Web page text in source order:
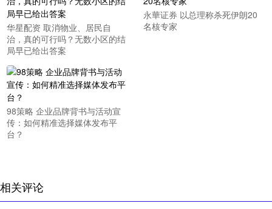
华星配资 取消物业、居民自
治，真的可行吗？无数小区的结
局早已给出答案
永華证券 以总理称杀死伊朗20
名核专家
98策略 企业品牌背书与活动宣
传：如何精准选择媒体发布平
台？
相关评论